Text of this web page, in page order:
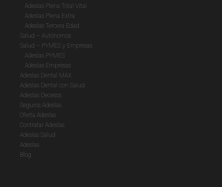
Adeslas Plena Total Vital
Adeslas Plena Extra
Adeslas Tercera Edad
Salud – Autónomos
Salud – PYMES y Empresas
Adeslas PYMES
Adeslas Empresas
Adeslas Dental MAX
Adeslas Dental con Salud
Adeslas Decesos
Seguros Adeslas
Oferta Adeslas
Contratar Adeslas
Adeslas Salud
Adeslas
Blog